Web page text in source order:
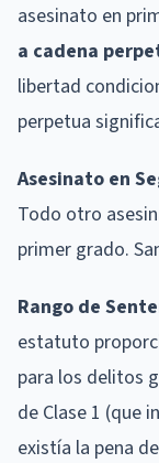
asesinato en
a cadena
libertad
perpetua
Asesinato en
Todo otro
primer grado.
Rango de
estatuto
para los delitos
de Clase 1 (que
existía la pena